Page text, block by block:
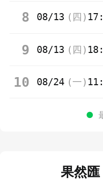
8 08/13 ( 四 )
9 08/13 ( 四 )
10 08/24 (一)
●
果然